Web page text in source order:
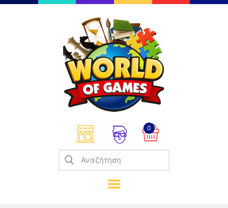
0
Επιτραπέζια
Παζλ
Παιχνίδια Καρτών
Σπαζοκεφαλιές
Κατασκευές
Καλλιτεχνικά
Μοντελισμός
Βιβλία
Παιχνίδια Ρόλων